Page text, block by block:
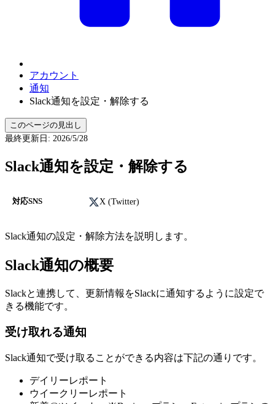
アカウント
通知
Slack通知を設定・解除する
このページの見出し
最終更新日: 2026/5/28
Slack通知を設定・解除する
対応SNS X (Twitter)
Slack通知の設定・解除方法を説明します。
Slack通知の概要
Slackと連携して、更新情報をSlackに通知するように設定で
きる機能です。
受け取れる通知
Slack通知で受け取ることができる内容は下記の通りです。
デイリーレポート
ウイークリーレポート